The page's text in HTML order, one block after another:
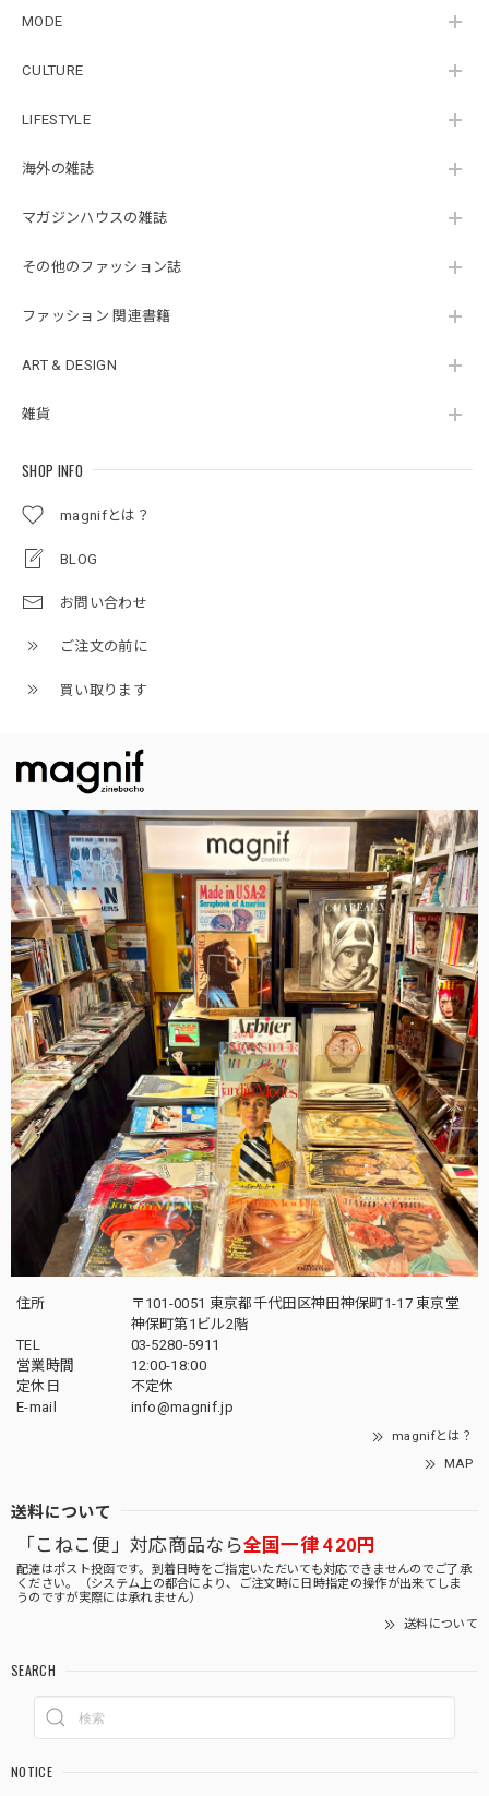
MODE
CULTURE
LIFESTYLE
海外の雑誌
マガジンハウスの雑誌
その他のファッション誌
ファッション 関連書籍
ART & DESIGN
雑貨
SHOP INFO
magnifとは？
BLOG
お問い合わせ
ご注文の前に
買い取ります
住所
〒101-0051 東京都千代田区神田神保町1-17 東京堂
神保町第1ビル2階
TEL
03-5280-5911
営業時間
12:00-18:00
定休日
不定休
E-mail
info@magnif.jp
magnifとは？
MAP
送料について
「こねこ便」対応商品なら全国一律 420円
配達はポスト投函です。到着日時をご指定いただいても対応できませんのでご了承
ください。（システム上の都合により、ご注文時に日時指定の操作が出来てしま
うのですが実際には承れません）
送料について
SEARCH
NOTICE